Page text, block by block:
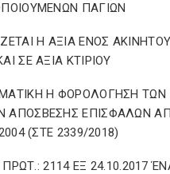
ΠΑΓΙΩΝ
Η ΑΞΙΑ ΕΝΟΣ
ΣΕ ΑΞΙΑ ΚΤΙΡΙΟΥ
Η ΦΟΡΟΛΟΓΗΣΗ ΤΩΝ
ΑΠΟΣΒΕΣΗΣ ΕΠΙΣΦΑΛΩΝ
(ΣΤΕ 2339/2018)
2114 ΕΞ 24.10.2017